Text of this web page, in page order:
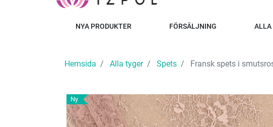
NYA PRODUKTER FÖRSÄLJNING ALLA
Hemsida Alla tyger Spets Fransk spets i
Ny